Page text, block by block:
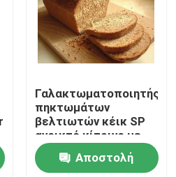
τροφίμων
τροφίμων
Γαλακτωματοποιητής
πηκτωμάτων
βελτιωτών κέικ SP
ανοικτό κίτρινο με
τον πιό σύντομο
χρόνο ανόδου
Αποστολή